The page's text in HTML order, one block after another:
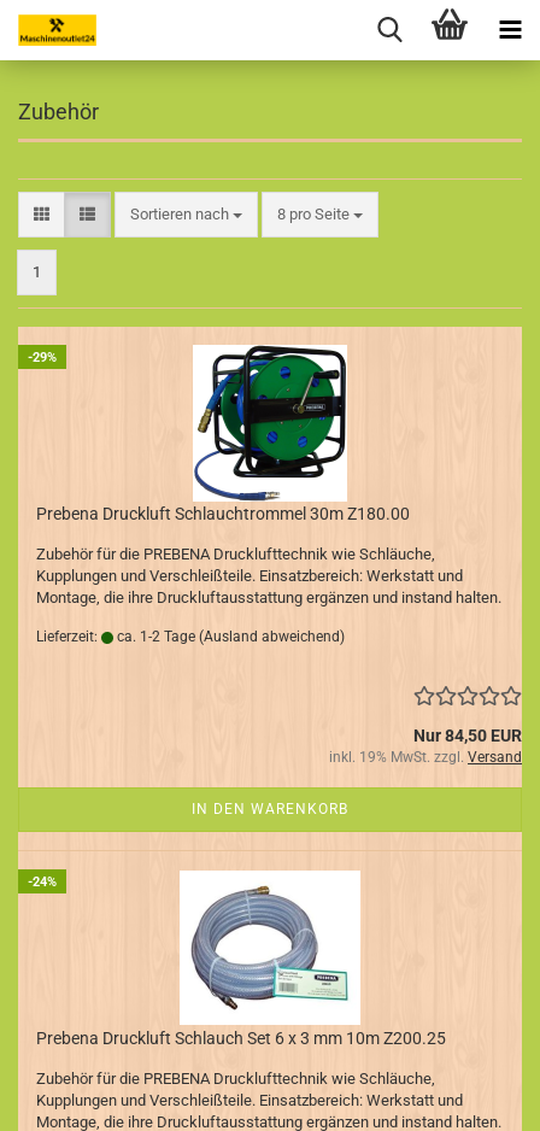
Zubehör
Sortieren nach
Sortieren nach 8 pro Seite
pro Seite
1
-29%
Prebena Druckluft Schlauchtrommel 30m Z180.00
Zubehör für die PREBENA Drucklufttechnik wie Schläuche,
Kupplungen und Verschleißteile. Einsatzbereich: Werkstatt und
Montage, die ihre Druckluftausstattung ergänzen und instand halten.
Lieferzeit: ca. 1-2 Tage (Ausland abweichend)
Nur 84,50 EUR
inkl. 19% MwSt. zzgl. Versand
IN DEN WARENKORB
-24%
Prebena Druckluft Schlauch Set 6 x 3 mm 10m Z200.25
Zubehör für die PREBENA Drucklufttechnik wie Schläuche,
Kupplungen und Verschleißteile. Einsatzbereich: Werkstatt und
Montage, die ihre Druckluftausstattung ergänzen und instand halten.